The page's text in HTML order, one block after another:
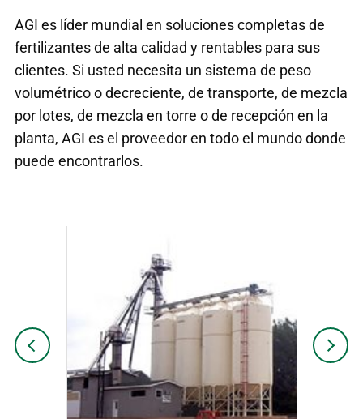
AGI es líder mundial en soluciones completas de
fertilizantes de alta calidad y rentables para sus
clientes. Si usted necesita un sistema de peso
volumétrico o decreciente, de transporte, de mezcla
por lotes, de mezcla en torre o de recepción en la
planta, AGI es el proveedor en todo el mundo donde
puede encontrarlos.
Previous